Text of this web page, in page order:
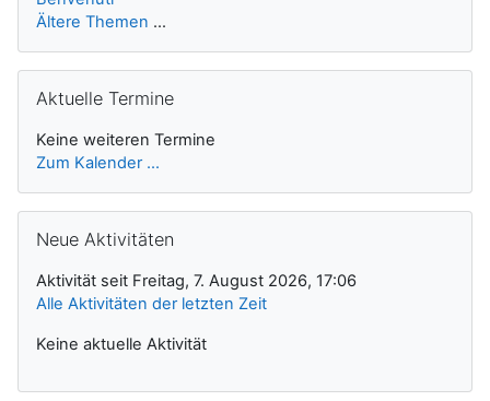
Ältere Themen ...
Aktuelle Termine
Keine weiteren Termine
Zum Kalender ...
Neue Aktivitäten
Aktivität seit Freitag, 7. August 2026, 17:06
Alle Aktivitäten der letzten Zeit
Keine aktuelle Aktivität